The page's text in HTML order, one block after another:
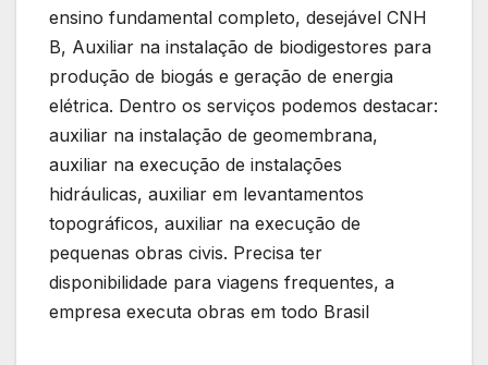
ensino fundamental completo, desejável CNH
B, Auxiliar na instalação de biodigestores para
produção de biogás e geração de energia
elétrica. Dentro os serviços podemos destacar:
auxiliar na instalação de geomembrana,
auxiliar na execução de instalações
hidráulicas, auxiliar em levantamentos
topográficos, auxiliar na execução de
pequenas obras civis. Precisa ter
disponibilidade para viagens frequentes, a
empresa executa obras em todo Brasil